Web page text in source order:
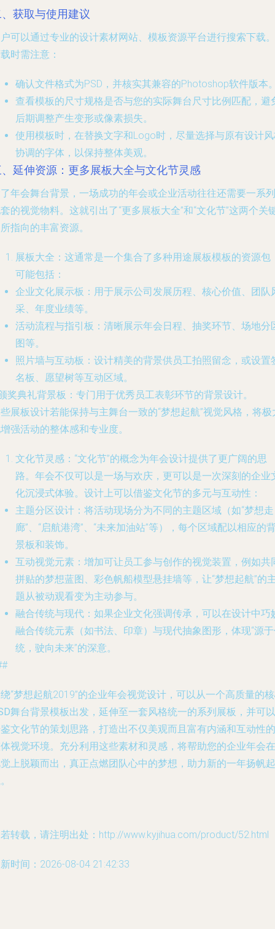
获取与使用建议
可以通过专业的设计素材网站、模板资源平台进行搜索下载。
时需注意：
确认文件格式为PSD，并核实其兼容的Photoshop软件版本
查看模板的尺寸规格是否与您的实际舞台尺寸比例匹配，避
后期调整产生变形或像素损失。
使用模板时，在替换文字和Logo时，尽量选择与原有设计
协调的字体，以保持整体美观。
延伸资源：更多展板大全与文化节灵感
年会舞台背景，一场成功的年会或企业活动往往还需要一系列
的视觉物料。这就引出了“更多展板大全”和“文化节”这两个关
指向的丰富资源。
展板大全 ：这通常是一个集合了多种用途展板模板的资源包
可能包括：
企业文化展示板 ：用于展示公司发展历程、核心价值、团队
采、年度业绩等。
活动流程与指引板 ：清晰展示年会日程、抽奖环节、场地分
图等。
照片墙与互动板 ：设计精美的背景供员工拍照留念，或设置
名板、愿望树等互动区域。
奖典礼背景板 ：专门用于优秀员工表彰环节的背景设计。
展板设计若能保持与主舞台一致的“梦想起航”视觉风格，将极
强活动的整体感和专业度。
文化节灵感 ：“文化节”的概念为年会设计提供了更广阔的思
路。年会不仅可以是一场与欢庆，更可以是一次深刻的企业
化沉浸式体验。设计上可以借鉴文化节的多元与互动性：
主题分区设计 ：将活动现场分为不同的主题区域（如“梦想走
廊”、“启航港湾”、“未来加油站”等），每个区域配以相应的
景板和装饰。
互动视觉元素 ：增加可让员工参与创作的视觉装置，例如共
拼贴的梦想蓝图、彩色帆船模型悬挂墙等，让“梦想起航”的
题从被动观看变为主动参与。
融合传统与现代 ：如果企业文化强调传承，可以在设计中巧
融合传统元素（如书法、印章）与现代抽象图形，体现“源
统，驶向未来”的深意。
“梦想起航2019”的企业年会视觉设计，可以从一个高质量的
舞台背景模板出发，延伸至一套风格统一的系列展板 ，并可以
文化节的策划思路，打造出不仅美观而且富有内涵和互动性的
视觉环境。充分利用这些素材和灵感，将帮助您的企业年会在
上脱颖而出，真正点燃团队心中的梦想，助力新的一年扬帆起
转载，请注明出处：http://www.kyjihua.com/product/52.html
时间：2026-08-04 21:42:33